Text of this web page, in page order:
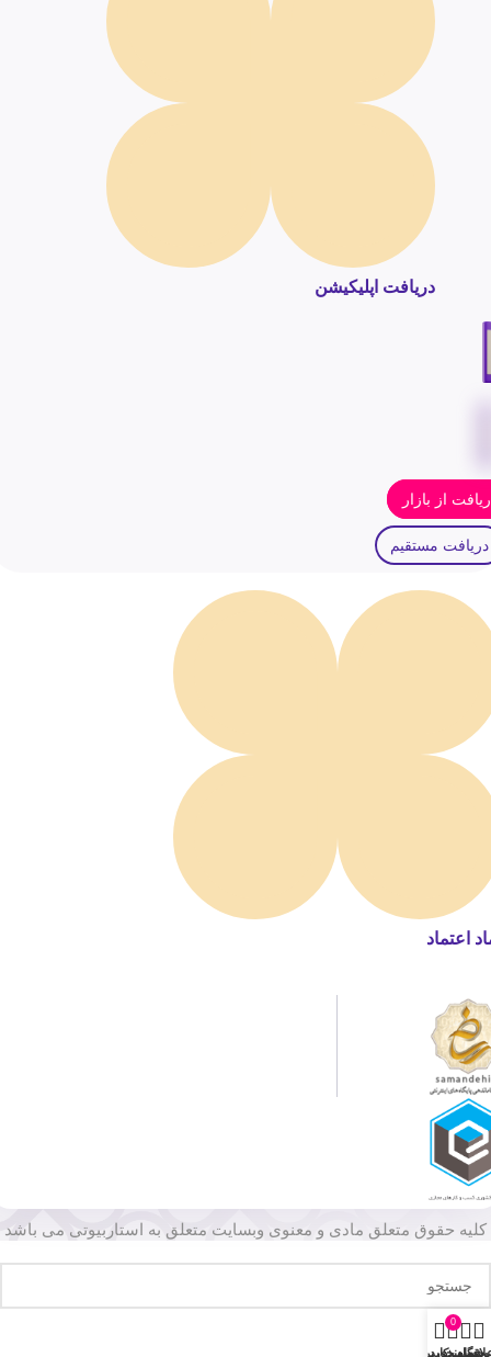
دریافت اپلیکیشن
از بازار
دریافت مستقیم
اعتماد
کلیه حقوق متعلق مادی و معنوی وبسایت متعلق به استاربیوتی می باشد
مندی
0
سبد خرید
حساب کاربری من